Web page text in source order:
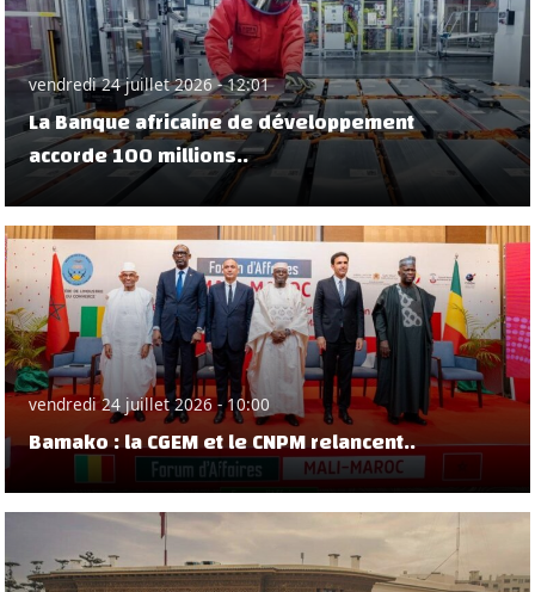
vendredi 24 juillet 2026 - 12:01
La Banque africaine de développement
accorde 100 millions..
vendredi 24 juillet 2026 - 10:00
Bamako : la CGEM et le CNPM relancent..